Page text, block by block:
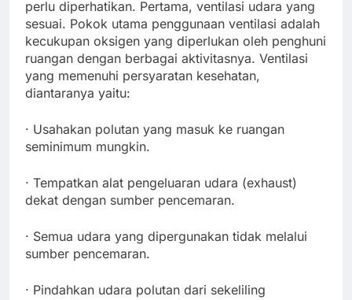
perlu diperhatikan. Pertama, ventilasi udara yang
sesuai. Pokok utama penggunaan ventilasi adalah
kecukupan oksigen yang diperlukan oleh penghuni
ruangan dengan berbagai aktivitasnya. Ventilasi
yang memenuhi persyaratan kesehatan,
diantaranya yaitu:
· Usahakan polutan yang masuk ke ruangan
seminimum mungkin.
· Tempatkan alat pengeluaran udara (exhaust)
dekat dengan sumber pencemaran.
· Semua udara yang dipergunakan tidak melalui
sumber pencemaran.
· Pindahkan udara polutan dari sekeliling